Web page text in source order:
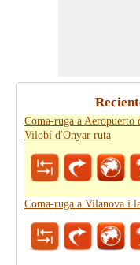
Coma-ruga a Aeropuerto
Vilobí d'Onyar ruta
Coma-ruga a Vilanova i